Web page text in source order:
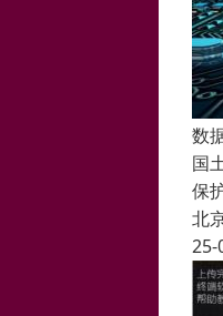
数
国
保
北
25-